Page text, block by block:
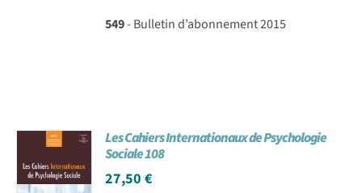
549- Bulletin d’abonnement 2015
Les Cahiers Internationaux de Psychologie
Sociale 108
27,50€